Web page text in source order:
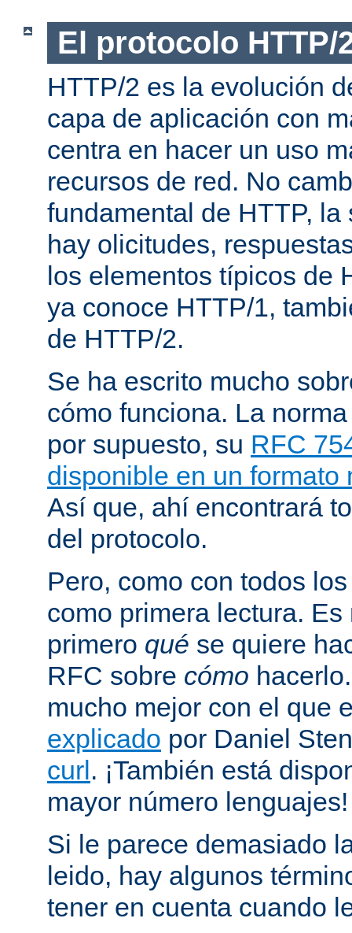
El protocolo HTTP/
HTTP/2 es la evolución
capa de aplicación con
centra en hacer un uso
recursos de red. No
fundamental de HTTP, la
hay olicitudes,
los elementos típicos de
ya conoce HTTP/1,
de HTTP/2.
Se ha escrito mucho
cómo funciona. La
por supuesto, su RFC
disponible en un formato
Así que, ahí encontrará
del protocolo.
Pero, como con todos
como primera lectura.
primero qué se quiere
RFC sobre cómo
mucho mejor con el que
explicado por Daniel
curl. ¡También está
mayor número lenguajes!
Si le parece demasiado
leido, hay algunos
tener en cuenta cuando